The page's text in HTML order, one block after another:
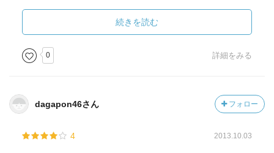
続きを読む
0 詳細をみる
dagapon46さん フォロー
4 2013.10.03